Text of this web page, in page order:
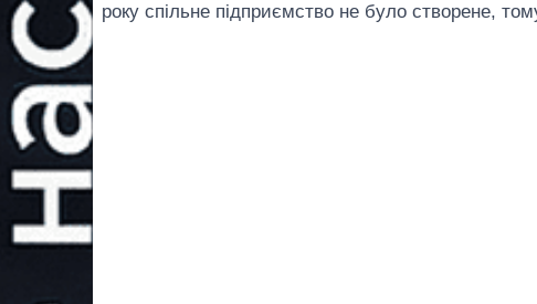
року спільне підприємство не було створене,